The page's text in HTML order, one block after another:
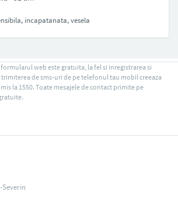
incapatanata, vesela
web este gratuita, la fel si inregistrarea si
de sms-uri de pe telefonul tau mobil creeaza
la 1550. Toate mesajele de contact primite pe
Severin